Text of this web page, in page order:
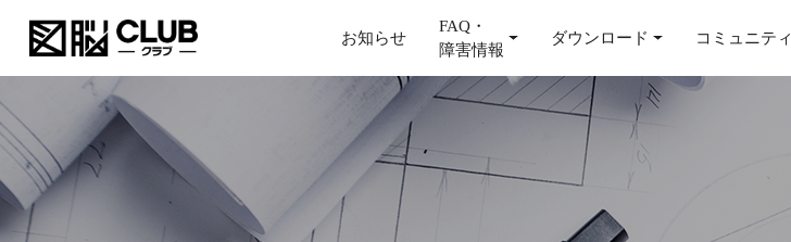
お知らせ
FAQ・
障害情報
ダウンロード コミュニティ